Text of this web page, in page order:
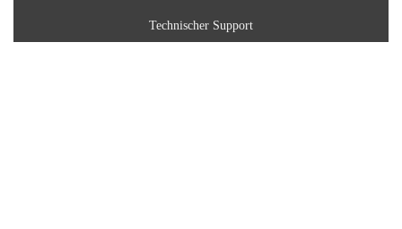
Technischer Support